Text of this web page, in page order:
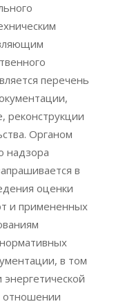
перечень
реконструкции
Органом
надзора
в
оценки
и примененных
в том
отношении